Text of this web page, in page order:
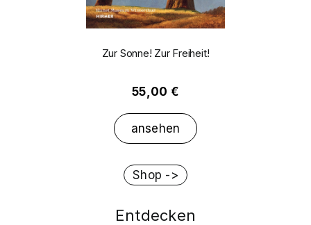
Zur Sonne! Zur Freiheit!
55,00 €
ansehen
Shop ->
Entdecken